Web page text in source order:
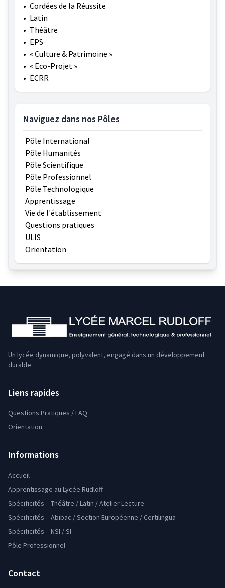
• Cordées de la Réussite
• Latin
• Théâtre
• EPS
• « Culture & Patrimoine »
• « Eco-Projet »
• ECRR
Naviguez dans nos Pôles
Pôle International
Pôle Humanités
Pôle Scientifique
Pôle Professionnel
Pôle Technologique
Apprentissage
Vie de l'établissement
Questions pratiques
ULIS
Orientation
Un lycée dynamique, polyvalent, engagé dans un développement
durable.
Liens rapides
Questions Pratiques / FAQ
Orientation
Informations
Accueil
Apprentissage au Lycée Rudloff
Spécificités – Théâtre / Latin / Atelier Lecture
Spécificités – Abibac / Section Européenne / Certilingua
Spécificités – NSI / SI
Pôle Professionnel
Contact